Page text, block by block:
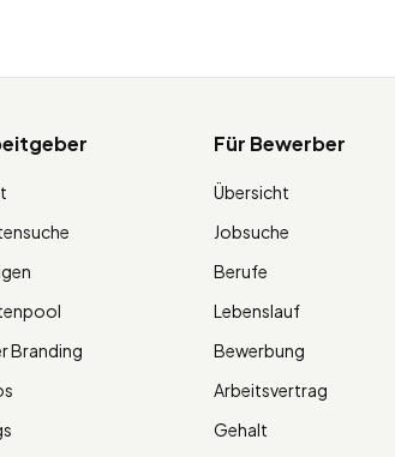
Branding
Für Bewerber
Übersicht
Jobsuche
Berufe
Lebenslauf
Bewerbung
Arbeitsvertrag
Gehalt